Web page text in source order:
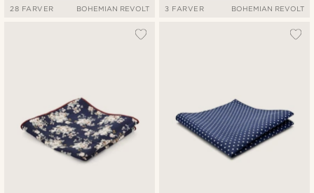
28 FARVER BOHEMIAN REVOLT 3 FARVER BOHEMIAN REVOLT